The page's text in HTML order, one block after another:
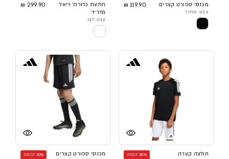
מכנסי ספורט קצרים 119.90 ₪
צבע: שחור
חולצת כדורגל ריאל
מדריד
299.90 ₪
צבע: לבן
חולצה קצרה 30% הנחה מכנסי ספורט קצרים 30% הנחה